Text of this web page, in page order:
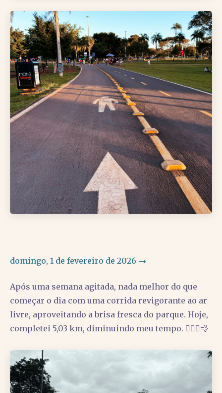
domingo, 1 de fevereiro de 2026 →
Após uma semana agitada, nada melhor do que
começar o dia com uma corrida revigorante ao ar
livre, aproveitando a brisa fresca do parque. Hoje,
completei 5,03 km, diminuindo meu tempo. 🏃🏽‍♂️💨